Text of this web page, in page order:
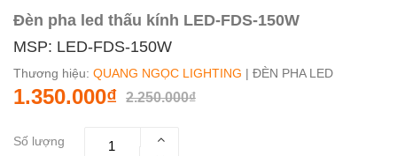
Đèn pha led thấu kính LED-FDS-150W
MSP: LED-FDS-150W
Thương hiệu: QUANG NGỌC LIGHTING | ĐÈN PHA LED
1.350.000₫ 2.250.000₫
Số lượng